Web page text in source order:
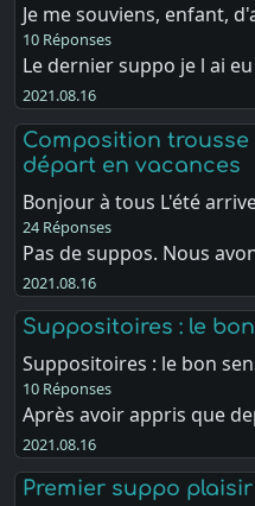
Je me souviens, enfant,
10 Réponses
Le dernier suppo je l ai
2021.08.16
Composition
départ en vacances
Bonjour à tous L'été
24 Réponses
Pas de suppos. Nous
2021.08.16
Suppositoires : le
Suppositoires : le bon
10 Réponses
Après avoir appris que
2021.08.16
Premier suppo plaisir